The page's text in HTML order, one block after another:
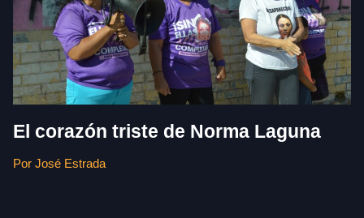
El corazón triste de Norma Laguna
Por José Estrada